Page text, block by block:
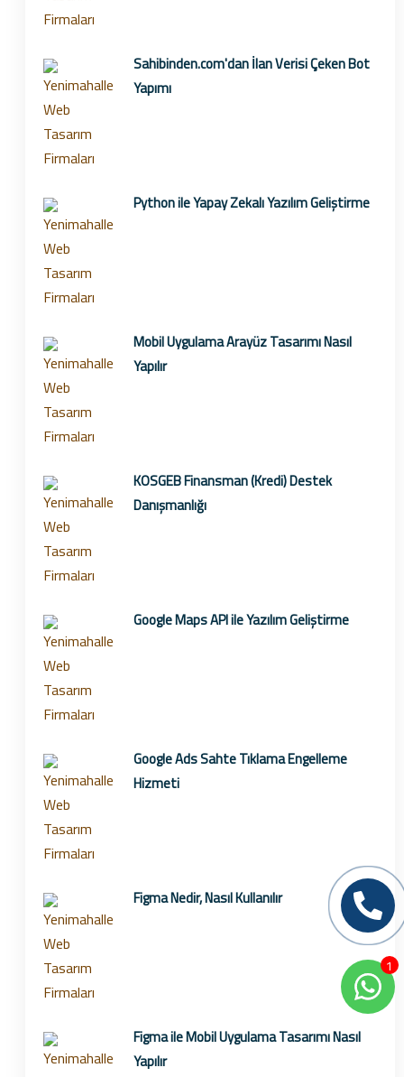
Sahibinden.com'dan İlan Verisi Çeken Bot
Yapımı
Python ile Yapay Zekalı Yazılım Geliştirme
Mobil Uygulama Arayüz Tasarımı Nasıl
Yapılır
KOSGEB Finansman (Kredi) Destek
Danışmanlığı
Google Maps API ile Yazılım Geliştirme
Google Ads Sahte Tıklama Engelleme
Hizmeti
Figma Nedir, Nasıl Kullanılır
Figma ile Mobil Uygulama Tasarımı Nasıl
Yapılır
1